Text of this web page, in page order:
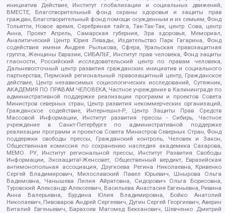
инициатив Действие, Институт глобализации и социальных движений,
ВМЕСТЕ, Благотворительный фонд охраны здоровья и защиты прав
граждан, Благотворительный фонд помощи осужденным и их семьям, Фонд
Тольятти, Новое время, Серебряная тайга, Так-Так-Так, центр Сова, центр
Анна, Проект Апрель, Самарская губерния, Эра здоровья, Мемориал,
Аналитический Центр Юрия Левады, Издательство Парк Гагарина, Фонд
содействия имени Андрея Рылькова, Сфера, Уральская правозащитная
группа, Женщины Евразии, СИБАЛЬТ, Институт прав человека, Фонд защиты
гласности, Российский исследовательский центр по правам человека,
Дальневосточный центр развития гражданских инициатив и социального
партнерства, Пермский региональный правозащитный центр, Гражданское
действие, Центр независимых социологических исследований, Сутяжник,
АКАДЕМИЯ ПО ПРАВАМ ЧЕЛОВЕКА, Частное учреждение в Калининграде по
административной поддержке реализации программ и проектов Совета
Министров северных стран, Центр развития некоммерческих организаций,
Гражданское содействие, Интернешнл-Р, Центр Защиты Прав Средств
Массовой Информации, Институт развития прессы - Сибирь, Частное
учреждение в Санкт-Петербурге по административной поддержке
реализации программ и проектов Совета Министров Северных Стран, Фонд
поддержки свободы прессы, Гражданский контроль, Человек и Закон,
Общественная комиссия по сохранению наследия академика Сахарова,
МЕМО. РУ, Институт региональной прессы, Институт Развития Свободы
Информации, Экозащита!-Женсовет, Общественный вердикт, Евразийская
антимонопольная ассоциация, Дзугкоева Регина Николаевна, Кривенко
Сергей Владимирович, Милославский Павел Юрьевич, Шнырова Ольга
Вадимовна, Чанышева Лилия Айратовна, Сидорович Ольга Борисовна,
Туровский Александр Алексеевич, Васильева Анастасия Евгеньевна, Ривина
Анна Валерьевна, Бурдина Юлия Владимировна, Бойко Анатолий
Николаевич, Пивоваров Андрей Сергеевич, Дугин Сергей Георгиевич, Аверин
Виталий Евгеньевич, Барахоев Магомед Бекханович, Шевченко Дмитрий